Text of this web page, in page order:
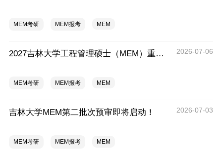
MEM考研 MEM报考 MEM
2027吉林大学工程管理硕士（MEM）重庆实践基地资格预审计划通知 2026-07-06
MEM考研 MEM报考 MEM
吉林大学MEM第二批次预审即将启动！ 2026-07-03
MEM考研 MEM报考 MEM